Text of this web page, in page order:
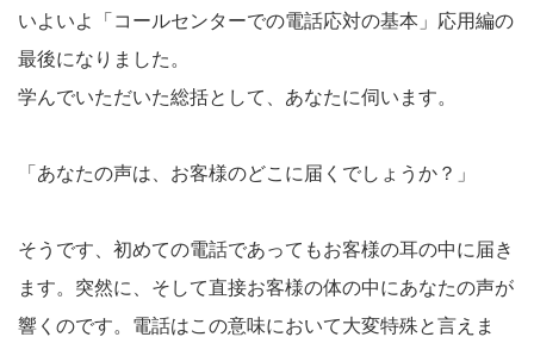
いよいよ「コールセンターでの電話応対の基本」応用編の
最後になりました。
学んでいただいた総括として、あなたに伺います。
「あなたの声は、お客様のどこに届くでしょうか？」
そうです、初めての電話であってもお客様の耳の中に届き
ます。突然に、そして直接お客様の体の中にあなたの声が
響くのです。電話はこの意味において大変特殊と言えま